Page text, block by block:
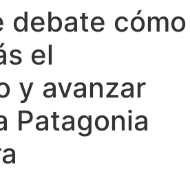
debate cómo
el
y avanzar
Patagonia